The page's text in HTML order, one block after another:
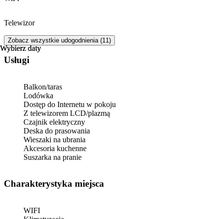
Wybierz daty
Wybierz daty
Telewizor
Zobacz wszystkie udogodnienia (11)
Usługi
Balkon/taras
Lodówka
Dostęp do Internetu w pokoju
Z telewizorem LCD/plazmą
Czajnik elektryczny
Deska do prasowania
Wieszaki na ubrania
Akcesoria kuchenne
Suszarka na pranie
Charakterystyka miejsca
WIFI